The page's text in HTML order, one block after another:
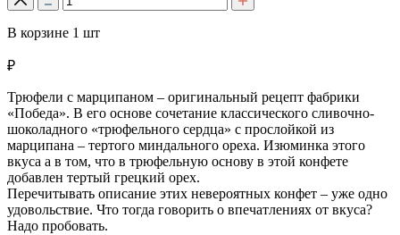
В корзине 1 шт
₽
Трюфели с марципаном – оригинальный рецепт фабрики
«Победа». В его основе сочетание классического сливочно-
шоколадного «трюфельного сердца» с прослойкой из
марципана – тертого миндального ореха. Изюминка этого
вкуса а в том, что в трюфельную основу в этой конфете
добавлен тертый грецкий орех.
Перечитывать описание этих невероятных конфет – уже одно
удовольствие. Что тогда говорить о впечатлениях от вкуса?
Надо пробовать.